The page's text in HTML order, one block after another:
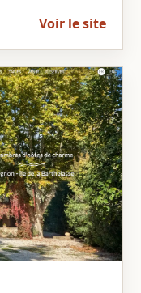
Voir le site